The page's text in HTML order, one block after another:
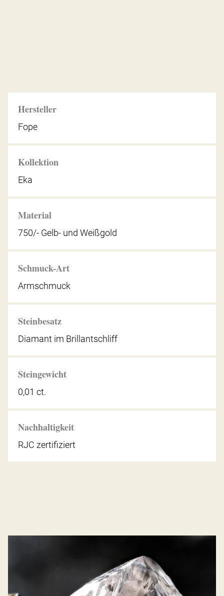
Hersteller
Fope
Kollektion
Eka
Material
750/- Gelb- und Weißgold
Schmuck-Art
Armschmuck
Steinbesatz
Diamant im Brillantschliff
Steingewicht
0,01 ct.
Nachhaltigkeit
RJC zertifiziert